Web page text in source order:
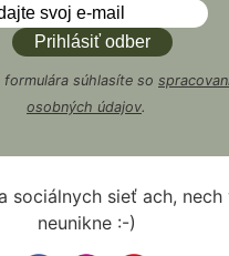
formulára súhlasíte so
osobných údajov.
sociálnych sieť ach, nech
neunikne :-)